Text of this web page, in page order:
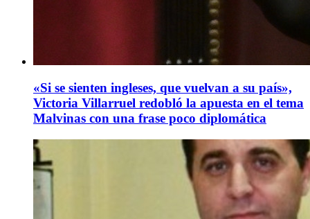
«Si se sienten ingleses, que vuelvan a su país»,
Victoria Villarruel redobló la apuesta en el tema
Malvinas con una frase poco diplomática